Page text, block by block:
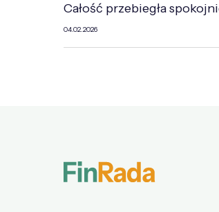
Całość przebiegła
04.02.2026